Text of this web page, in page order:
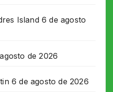
Island 6 de agosto
de 2026
6 de agosto de 2026